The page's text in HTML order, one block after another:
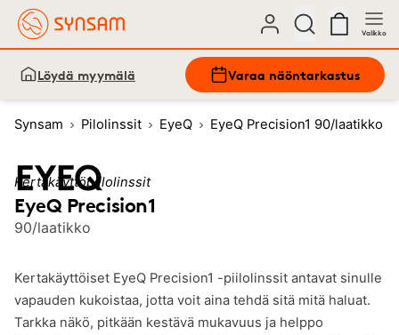
Valikko
Löydä myymälä Varaa näöntarkastus
Synsam Pilolinssit EyeQ EyeQ Precision1 90/laatikko
Kertakäyttöpiilolinssit
EyeQ Precision1
90/laatikko
Kertakäyttöiset EyeQ Precision1 -piilolinssit antavat sinulle
vapauden kukoistaa, jotta voit aina tehdä sitä mitä haluat.
Tarkka näkö, pitkään kestävä mukavuus ja helppo